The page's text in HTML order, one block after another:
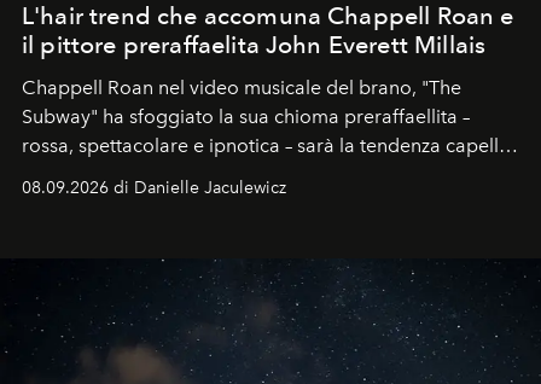
L'hair trend che accomuna Chappell Roan e
il pittore preraffaelita John Everett Millais
Chappell Roan nel video musicale del brano, "The
Subway" ha sfoggiato la sua chioma preraffaellita –
rossa, spettacolare e ipnotica – sarà la tendenza capelli
dell'autunno?
08.09.2026 di Danielle Jaculewicz